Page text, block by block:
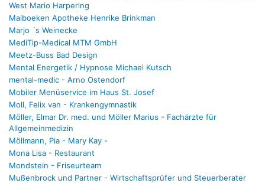
West Mario Harpering­
Maiboeken Apotheke Henrike Brinkman
Marjo ´s Weinecke
MediTip-Medical MTM GmbH
Meetz-Buss Bad Design
Mental Energetik / Hypnose Michael Kutsch
mental-medic - Arno Ostendorf
Mobiler Menüservice im Haus St. Josef
Moll, Felix van - Krankengymnastik
Möller, Elmar Dr. med. und Möller Marius - Fachärzte für
Allgemeinmedizin
Möllmann, Pia - Mary Kay -
Mona Lisa - Restaurant
Mondstein - Friseurteam
Mußenbrock und Partner - Wirtschaftsprüfer und Steuerberater